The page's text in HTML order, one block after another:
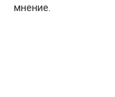
мнение.